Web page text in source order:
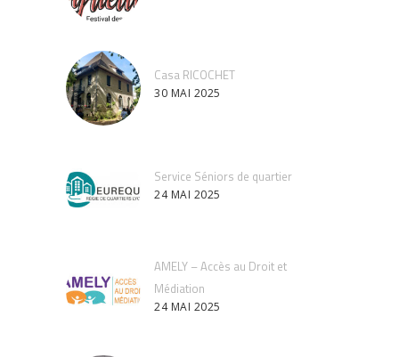
Casa RICOCHET
30 MAI 2025
Service Séniors de quartier
24 MAI 2025
AMELY – Accès au Droit et
Médiation
24 MAI 2025